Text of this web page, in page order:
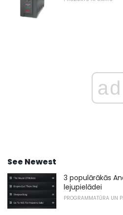
ad
See Newest
3 populārākās
lejupielādei
PROGRAMMATŪRA UN